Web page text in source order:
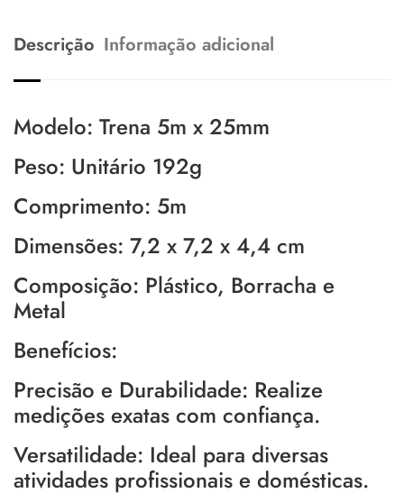
Descrição Informação adicional
Modelo: Trena 5m x 25mm
Peso: Unitário 192g
Comprimento: 5m
Dimensões: 7,2 x 7,2 x 4,4 cm
Composição: Plástico, Borracha e
Metal
Benefícios:
Precisão e Durabilidade: Realize
medições exatas com confiança.
Versatilidade: Ideal para diversas
atividades profissionais e domésticas.